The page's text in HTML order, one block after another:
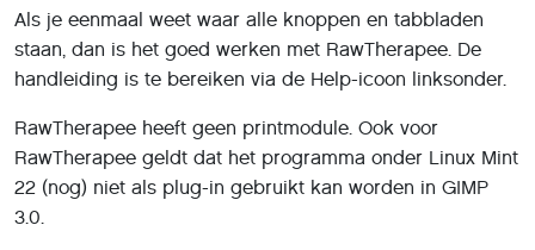
Als je eenmaal weet waar alle knoppen en tabbladen
staan, dan is het goed werken met RawTherapee. De
handleiding is te bereiken via de Help-icoon linksonder.
RawTherapee heeft geen printmodule. Ook voor
RawTherapee geldt dat het programma onder Linux Mint
22 (nog) niet als plug-in gebruikt kan worden in GIMP
3.0.